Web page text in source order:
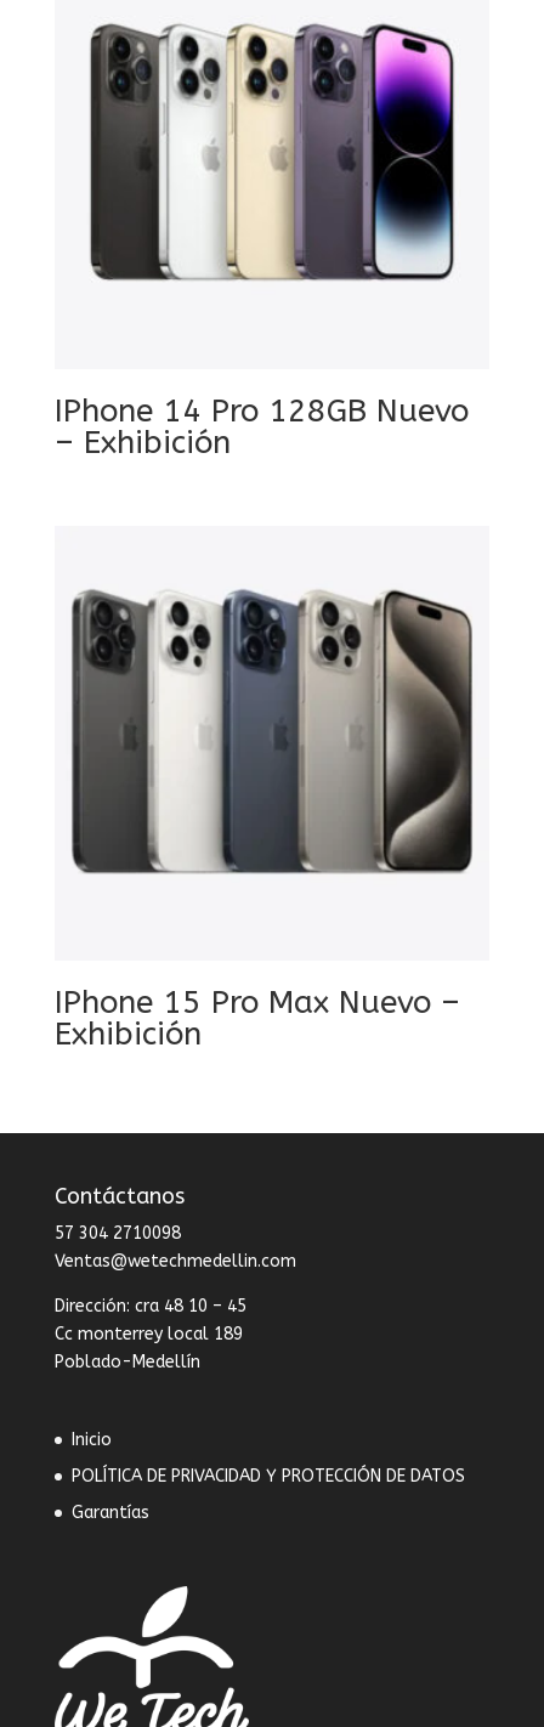
IPhone 14 Pro 128GB Nuevo
– Exhibición
IPhone 15 Pro Max Nuevo –
Exhibición
Contáctanos
57 304 2710098
Ventas@wetechmedellin.com
Dirección: cra 48 10 – 45
Cc monterrey local 189
Poblado-Medellín
Inicio
POLÍTICA DE PRIVACIDAD Y PROTECCIÓN DE DATOS
Garantías